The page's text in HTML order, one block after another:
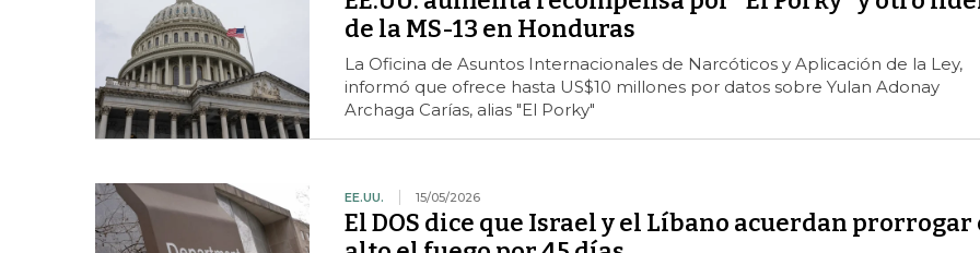
de la MS-13 en Honduras
La Oficina de Asuntos Internacionales de Narcóticos y Aplicación de la Ley,
informó que ofrece hasta US$10 millones por datos sobre Yulan Adonay
Archaga Carías, alias "El Porky"
EE.UU. 15/05/2026
El DOS dice que Israel y el Líbano acuerdan prorrogar